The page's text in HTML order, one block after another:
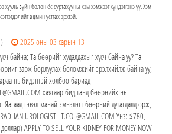
хууль зүйн болон ёс суртахууны хэм хэмжээг хүндэтгэнэ үү. Хэм
админ устгах эрхтэй.
2025 оны 03 сарын 13
байна; Та бөөрийг худалдахыг хүсч байна уу? Та
зарж борлуулах боломжийг эрэлхийлж байна уу,
нь бидэнтэй холбоо бариад
хаягаар бид танд бөөрнийх нь
гэвэл манай эмнэлэгт бөөрний дутагдалд орж,
Yнэ: $780,
APPLY TO SELL YOUR KIDNEY FOR MONEY NOW